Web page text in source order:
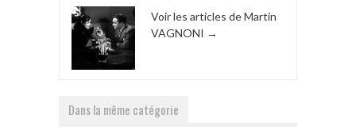
Voir les articles de Martin
VAGNONI →
Dans la même catégorie